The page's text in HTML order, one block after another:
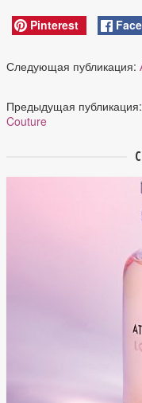
Pinterest
Следующая публикация:
Предыдущая публикация:
Couture